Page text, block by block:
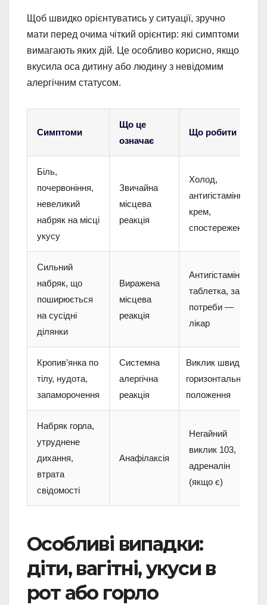
Щоб швидко орієнтуватись у ситуації, зручно
мати перед очима чіткий орієнтир: які симптоми
вимагають яких дій. Це особливо корисно, якщо
вкусила оса дитину або людину з невідомим
алергічним статусом.
Симптоми
Що це
означає
Що робити
Біль,
почервоніння,
невеликий
набряк на місці
укусу
Звичайна
місцева
реакція
Холод,
антигістамінний
крем,
спостереження
Сильний
набряк, що
поширюється
на сусідні
ділянки
Виражена
місцева
реакція
Антигістамінна
таблетка, за
потреби —
лікар
Кропив’янка по
тілу, нудота,
запаморочення
Системна
алергічна
реакція
Виклик швидкої,
горизонтальне
положення
Набряк горла,
утруднене
дихання,
втрата
свідомості
Анафілаксія
Негайний
виклик 103,
адреналін
(якщо є)
Особливі випадки:
діти, вагітні, укуси в
рот або горло